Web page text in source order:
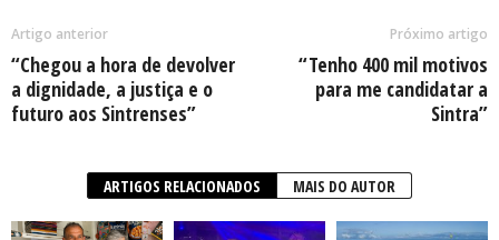
Artigo anterior
“Chegou a hora de devolver
a dignidade, a justiça e o
futuro aos Sintrenses”
Próximo artigo
“Tenho 400 mil motivos
para me candidatar a
Sintra”
ARTIGOS RELACIONADOS MAIS DO AUTOR